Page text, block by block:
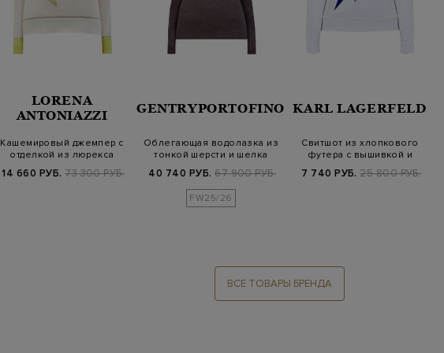
LORENA
ANTONIAZZI
Кашемировый джемпер с
отделкой из люрекса
14 660 РУБ. 73 300 РУБ.
GENTRYPORTOFINO
Облегающая водолазка из
тонкой шерсти и шелка
40 740 РУБ. 67 900 РУБ.
FW25/26
KARL LAGERFELD
Свитшот из хлопкового
футера с вышивкой и
7 740 РУБ. 25 800 РУБ.
ВСЕ ТОВАРЫ БРЕНДА